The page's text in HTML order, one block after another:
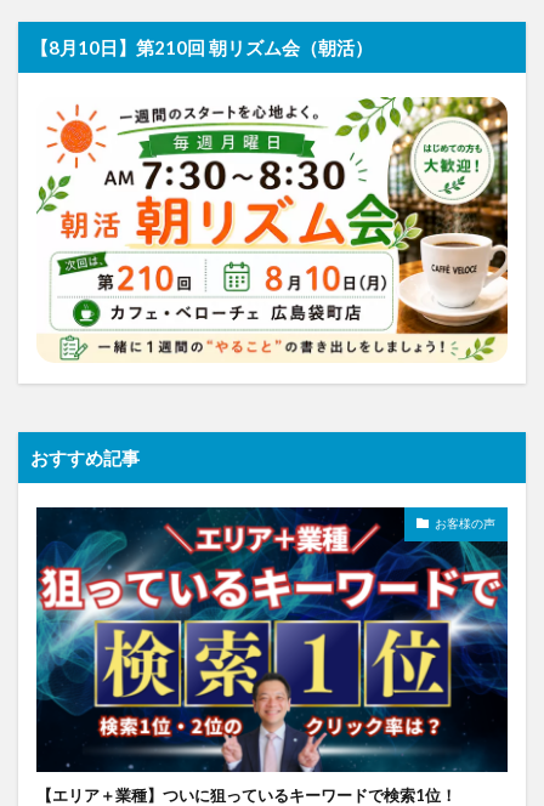
【8月10日】第210回 朝リズム会（朝活）
おすすめ記事
お客様の声
【エリア＋業種】ついに狙っているキーワードで検索1位！